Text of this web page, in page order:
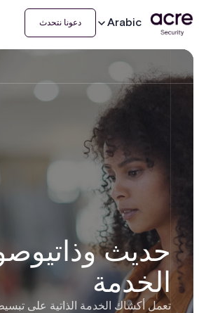
Arabic دعونا نتحدث
حديث
الخدمة
تعمل أكشاك الخدمة الذاتية على